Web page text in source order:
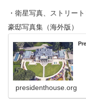
・衛星写真、ストリー
豪邸写真集（海外版）
presidenthouse.org